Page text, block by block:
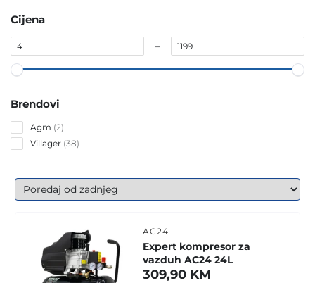
Cijena
–
Brendovi
Agm 22
products
Villager 3838
AC24
Expert kompresor za
vazduh AC24 24L
309,90KM